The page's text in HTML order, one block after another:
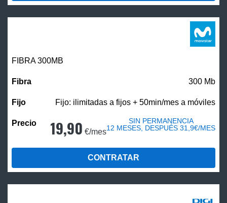
FIBRA 300MB
300 Mb
Fijo: ilimitadas a fijos + 50min/mes a móviles
19,90 €/mes
SIN PERMANENCIA
12 MESES, DESPUÉS 31,9€/MES
CONTRATAR